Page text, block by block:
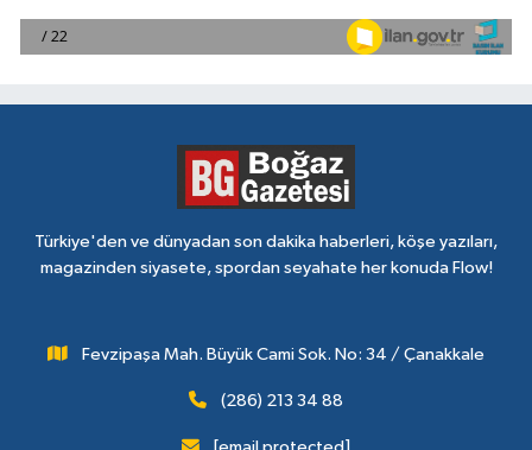
Türkiye'den ve dünyadan son dakika haberleri, köşe yazıları,
magazinden siyasete, spordan seyahate her konuda Flow!
Fevzipaşa Mah. Büyük Cami Sok. No: 34 / Çanakkale
(286) 213 34 88